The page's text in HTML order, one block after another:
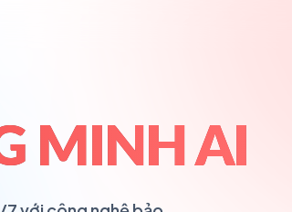
MINH AI